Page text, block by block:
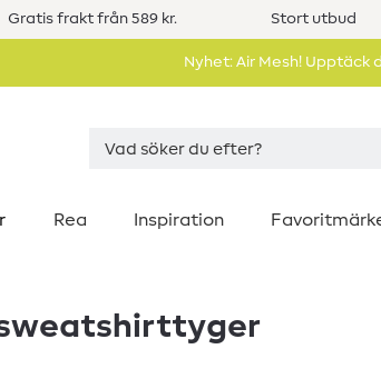
Gratis frakt från 589 kr. Stort utbud
Nyhet: Air Mesh! Upptäck
Rea Inspiration